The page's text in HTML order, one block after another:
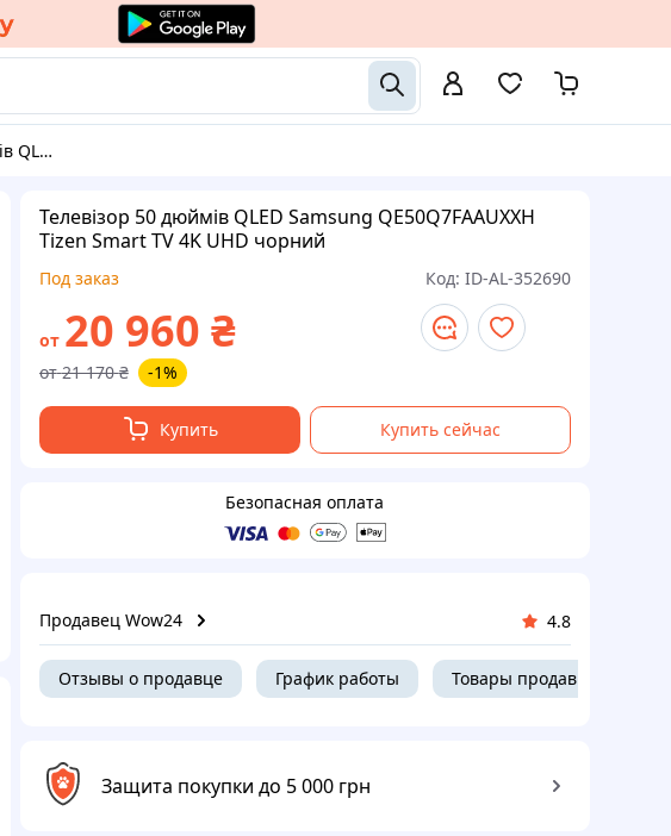
4K UHD чорний
Телевізор 50 дюймів QLED Samsung QE50Q7FAAUXXH
Tizen Smart TV 4K UHD чорний
Под заказ Код: ID-AL-352690
от 20 960 ₴
от 21 170 ₴ -1%
Купить Купить сейчас
Безопасная оплата
Продавец Wow24 4.8
Отзывы о продавце График работы Товары продавца
Защита покупки до 5 000 грн